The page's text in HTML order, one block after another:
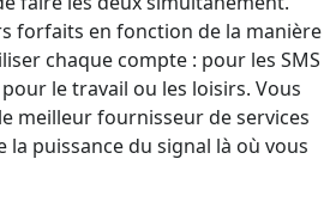
forfaits en fonction de la manière
chaque compte : pour les SMS
le travail ou les loisirs. Vous
meilleur fournisseur de services
puissance du signal là où vous